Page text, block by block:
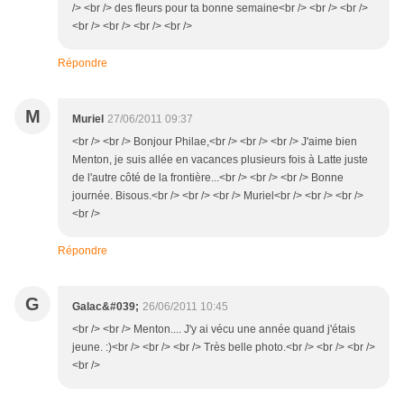
/> <br /> des fleurs pour ta bonne semaine<br /> <br /> <br />
<br /> <br /> <br /> <br />
Répondre
M Muriel 27/06/2011 09:37
<br /> <br /> Bonjour Philae,<br /> <br /> <br /> J'aime bien
Menton, je suis allée en vacances plusieurs fois à Latte juste
de l'autre côté de la frontière...<br /> <br /> <br /> Bonne
journée. Bisous.<br /> <br /> <br /> Muriel<br /> <br /> <br />
<br />
Répondre
G Galac&#039; 26/06/2011 10:45
<br /> <br /> Menton.... J'y ai vécu une année quand j'étais
jeune. :)<br /> <br /> <br /> Très belle photo.<br /> <br /> <br />
<br />